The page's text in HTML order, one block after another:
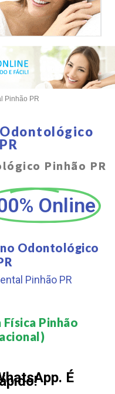
Pinhão PR
Pinhão PR
Online
Odontológico
Pinhão PR
Pinhão
É